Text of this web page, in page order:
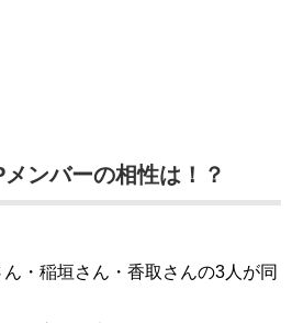
ンバーの相性は！？
・稲垣さん・香取さんの3人が同